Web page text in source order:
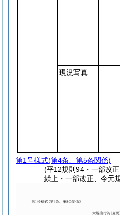
現況写真
第1号様式(第4条、第5条関係)
(平12規則94・一部改
繰上・一部改正、令元